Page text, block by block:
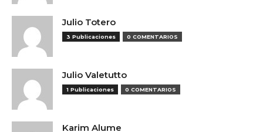
Julio Totero
3 Publicaciones 0 COMENTARIOS
Julio Valetutto
1 Publicaciones 0 COMENTARIOS
Karim Alume